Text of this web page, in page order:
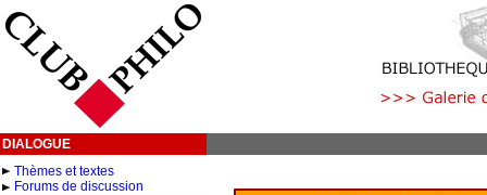
DIALOGUE
Thèmes et textes
Forums de discussion